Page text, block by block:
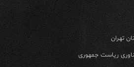
تهران
ریاست جمهوری